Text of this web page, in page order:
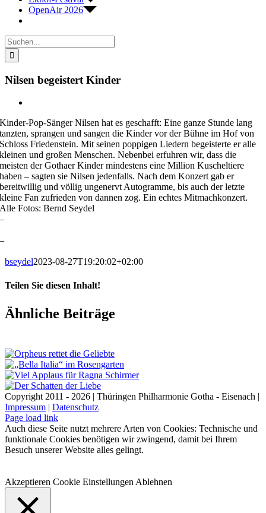
OpenAir 2026
Suche
nach:
Nilsen begeistert Kinder
Bild
Kinder-Pop-Sänger Nilsen hat es geschafft: Eine ganze Stunde lang
tanzten, sprangen und sangen die Kinder vor der Bühne im Hof von
Schloss Friedenstein. Mit seinen poppigen Liedern begeisterte er alle
kleinen und großen Menschen. Nebenbei erfuhren wir, dass die
meisten der Gothaer Kinder mindestens eine Million Kuscheltiere
haben – sagten sie Nilsen jedenfalls. Nach dem Konzert gab er
bereitwillig und völlig ungenervt Autogramme, bis auch der letzte
kleine Fan zufrieden von dannen zog. Ein echtes Mitmachkonzert.
Alle Fotos: Bernd Seydel
–
–
bseydel2023-08-27T19:20:02+02:00
Teilen Sie diesen Inhalt!
Facebook
X
LinkedIn
E-
Mail
Ähnliche Beiträge
Copyright 2011 - 2026 | Thüringen Philharmonie Gotha - Eisenach |
Impressum | Datenschutz
Facebook
Instagram
WhatsApp
YouTube
E-
Mail
Telefon
Page load link
Auch diese Seite nutzt mehrere Arten von Cookies: Technische und
funktionale Cookies benötigen wir zwingend, damit bei Ihrem
Besuch unserer Website alles gelingt.
Akzeptieren Cookie Einstellungen Ablehnen